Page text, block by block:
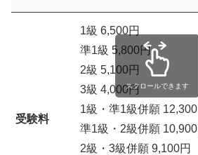
受験料
1級 6,500円
準1級 5,800円
2級 5,100円
3級 4,000円
1級・準1級併願 12,300
準1級・2級併願 10,900
2級・3級併願 9,100円
スクロールできます